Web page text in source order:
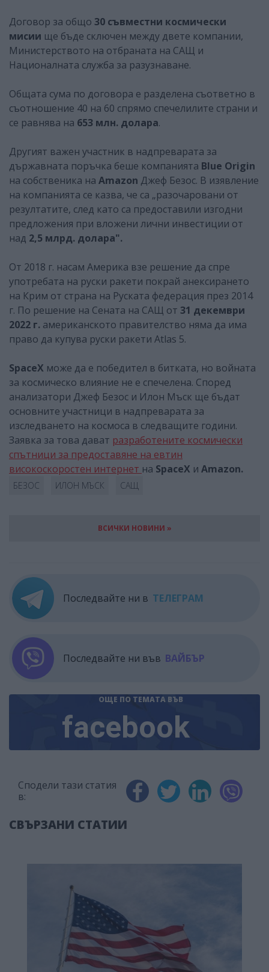
Договор за общо 30 съвместни космически
мисии ще бъде сключен между двете компании,
Министерството на отбраната на САЩ и
Националната служба за разузнаване.
Общата сума по договора е разделена съответно в
съотношение 40 на 60 спрямо спечелилите страни и
се равнява на 653 млн. долара.
Другият важен участник в надпреварата за
държавната поръчка беше компанията Blue Origin
на собственика на Amazon Джеф Безос. В изявление
на компанията се казва, че са „разочаровани от
резултатите, след като са предоставили изгодни
предложения при вложени лични инвестиции от
над 2,5 млрд. долара".
От 2018 г. насам Америкa взе решение да спре
употребата на руски ракети покрай анексирането
на Крим от страна на Руската федерация през 2014
г. По решение на Сената на САЩ от 31 декември
2022 г. американското правителство няма да има
право да купува руски ракети Atlas 5.
SpaceX може да е победител в битката, но войната
за космическо влияние не е спечелена. Според
анализатори Джеф Безос и Илон Мъск ще бъдат
основните участници в надпреварата за
изследването на космоса в следващите години.
Заявка за това дават разработените космически
спътници за предоставяне на евтин
високоскоростен интернет на SpaceX и Аmazon.
БЕЗОС ИЛОН МЪСК САЩ
ВСИЧКИ НОВИНИ »
Последвайте ни в ТЕЛЕГРАМ
Последвайте ни във ВАЙБЪР
ОЩЕ ПО ТЕМАТА ВЪВ
facebook
Сподели тази статия
в:
СВЪРЗАНИ СТАТИИ